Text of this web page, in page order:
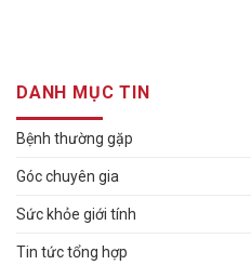
DANH MỤC TIN
Bệnh thường gặp
Góc chuyên gia
Sức khỏe giới tính
Tin tức tổng hợp